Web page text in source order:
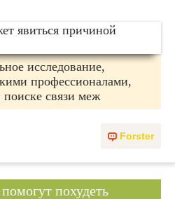
исследование,
профессионалами,
поиске связи меж
Forster
похудеть